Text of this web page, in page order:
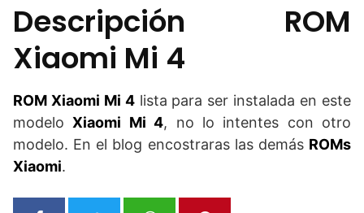
Descripción ROM
Xiaomi Mi 4
ROM Xiaomi Mi 4lista para ser instalada en este
modeloXiaomi Mi 4, no lo intentes con otro
modelo. En el blog encostraras las demás ROMs
Xiaomi.